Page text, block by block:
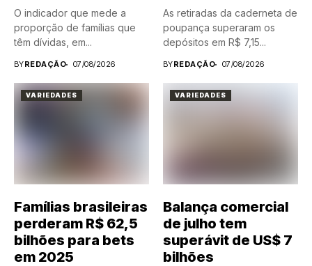
O indicador que mede a
proporção de famílias que
têm dívidas, em...
BYREDAÇÃO 07/08/2026
As retiradas da caderneta de
poupança superaram os
depósitos em R$ 7,15...
BYREDAÇÃO 07/08/2026
VARIEDADES
Famílias brasileiras
perderam R$ 62,5
bilhões para bets
em 2025
VARIEDADES
Balança comercial
de julho tem
superávit de US$ 7
bilhões